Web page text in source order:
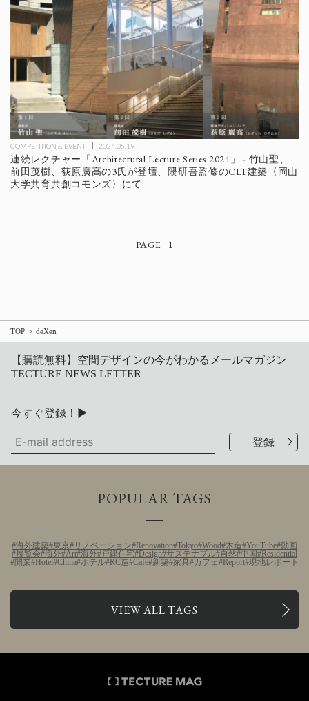
COMPETITION & EVENT 2024.05.19
連続レクチャー「Architectural Lecture Series 2024」 - 竹山聖、
前田茂樹、荻原廣高の3氏が登壇、隈研吾監修のCLT建築〈岡山
大学共育共創コモンズ〉にて
1
TOP deXen
【購読無料】空間デザインの今がわかるメールマガジン
TECTURE NEWS LETTER
今すぐ登録！▶
POPULAR TAGS
海外建築 東京 リノベーション Renovation Tokyo Wood 木造 YouTube 動画
展覧会 海外 Art 海外 戸建住宅 Design サステナブル 自然 中国 Residential
開業 Hotel China ホテル RC造 Cafe 新築 家具 カフェ Report 現地レポート
VIEW ALL TAGS